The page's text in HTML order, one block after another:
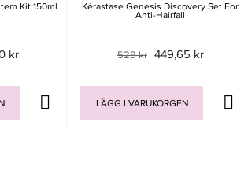
Kit 150ml
kr
Kérastase Genesis Discovery Set For
Anti-Hairfall
529 kr 449,65 kr
LÄGG I VARUKORGEN